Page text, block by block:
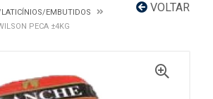
VOLTAR
LATICÍNIOS/EMBUTIDOS
PECA ±4KG